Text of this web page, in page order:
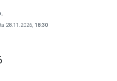
28.11.2026, 18:30